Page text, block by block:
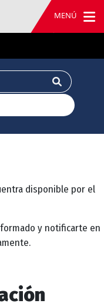
MENÚ
disponible por el
y notificarte en